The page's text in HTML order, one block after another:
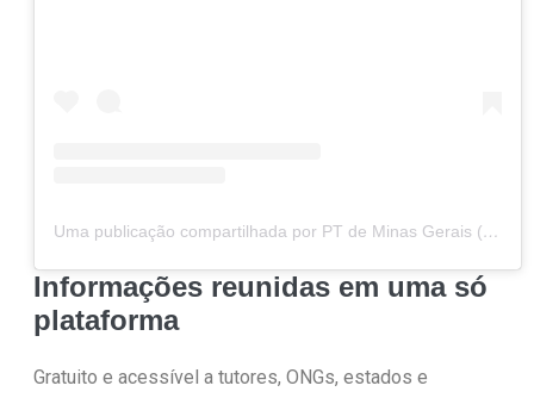
Uma publicação compartilhada por PT de Minas Gerais (@ptdeminas)
Informações reunidas em uma só
plataforma
Gratuito e acessível a tutores, ONGs, estados e